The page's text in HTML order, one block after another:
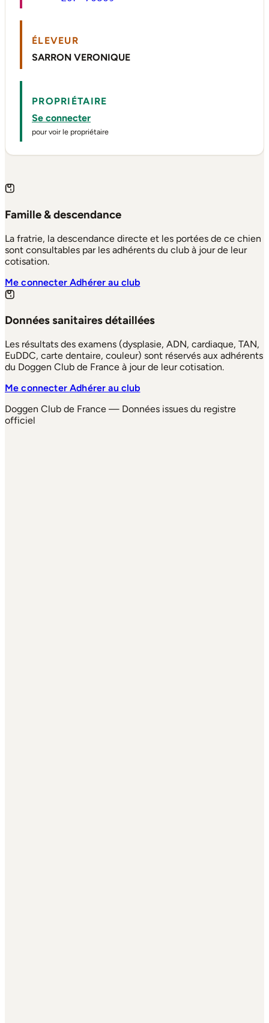
ÉLEVEUR
SARRON VERONIQUE
PROPRIÉTAIRE
Se connecter
pour voir le propriétaire
Famille & descendance
La fratrie, la descendance directe et les portées de ce chien
sont consultables par les adhérents du club à jour de leur
cotisation.
Me connecterAdhérer au club
Données sanitaires détaillées
Les résultats des examens (dysplasie, ADN, cardiaque, TAN,
EuDDC, carte dentaire, couleur) sont réservés aux adhérents
du Doggen Club de France à jour de leur cotisation.
Me connecterAdhérer au club
Doggen Club de France — Données issues du registre
officiel